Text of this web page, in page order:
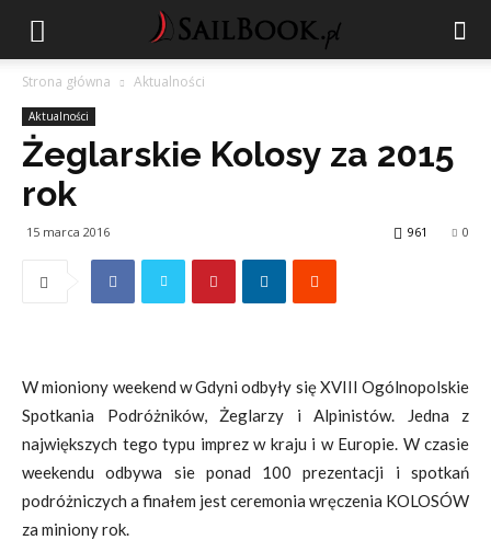
Strona główna Aktualności
Aktualności
Żeglarskie Kolosy za 2015
rok
15 marca 2016 0
961
W mioniony weekend w Gdyni odbyły się XVIII Ogólnopolskie
Spotkania Podróżników, Żeglarzy i Alpinistów. Jedna z
największych tego typu imprez w kraju i w Europie. W czasie
weekendu odbywa sie ponad 100 prezentacji i spotkań
podróżniczych a finałem jest ceremonia wręczenia KOLOSÓW
za miniony rok.